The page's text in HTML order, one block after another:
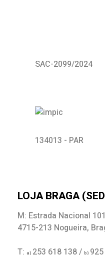
SAC-2099/2024
134013 - PAR
LOJA BRAGA
M: Estrada Nacional
4715-213 Nogueira,
T: a) 253 618 138 / b)